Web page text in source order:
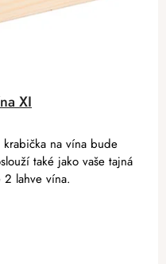
XI
krabička na vína bude
také jako vaše tajná
2 lahve vína.